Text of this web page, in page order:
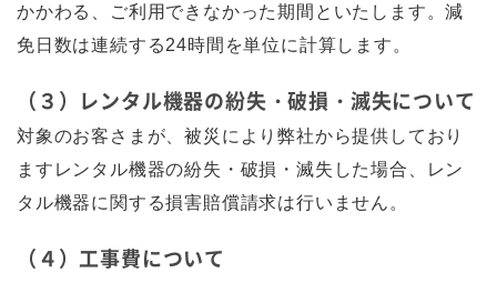
かかわる、ご利用できなかった期間といたします。減
免日数は連続する24時間を単位に計算します。
（３）レンタル機器の紛失・破損・滅失について
対象のお客さまが、被災により弊社から提供しており
ますレンタル機器の紛失・破損・滅失した場合、レン
タル機器に関する損害賠償請求は行いません。
（４）工事費について